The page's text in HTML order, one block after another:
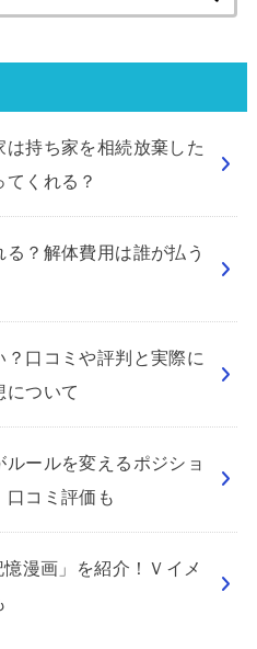
索:
は持ち家を相続放棄した
くれる？
る？解体費用は誰が払う
口コミや評判と実際に
について
ールを変えるポジショ
口コミ評価も
漫画」を紹介！Ｖイメ